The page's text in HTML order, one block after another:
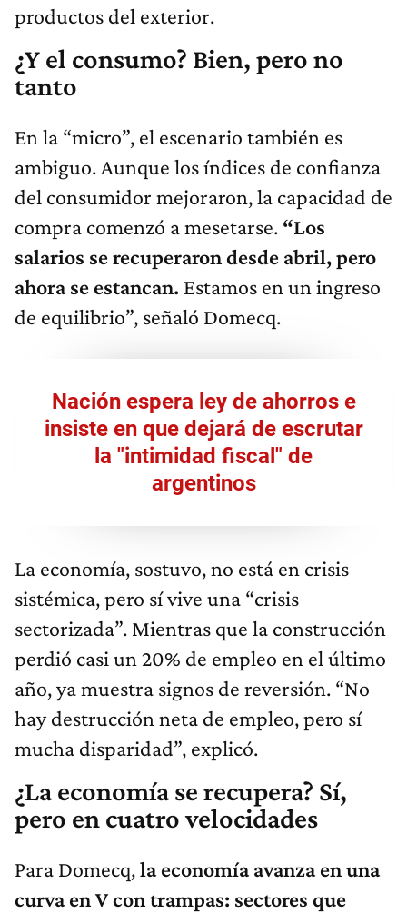
productos del exterior.
¿Y el consumo? Bien, pero no
tanto
En la “micro”, el escenario también es
ambiguo. Aunque los índices de confianza
del consumidor mejoraron, la capacidad de
compra comenzó a mesetarse. “Los
salarios se recuperaron desde abril, pero
ahora se estancan. Estamos en un ingreso
de equilibrio”, señaló Domecq.
Nación espera ley de ahorros e
insiste en que dejará de escrutar
la "intimidad fiscal" de
argentinos
La economía, sostuvo, no está en crisis
sistémica, pero sí vive una “crisis
sectorizada”. Mientras que la construcción
perdió casi un 20% de empleo en el último
año, ya muestra signos de reversión. “No
hay destrucción neta de empleo, pero sí
mucha disparidad”, explicó.
¿La economía se recupera? Sí,
pero en cuatro velocidades
Para Domecq,la economía avanza en una
curva en V con trampas: sectores que